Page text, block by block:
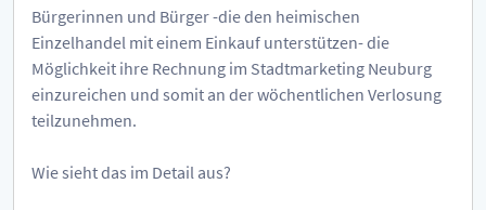
Bürgerinnen und Bürger -die den heimischen
Einzelhandel mit einem Einkauf unterstützen- die
Möglichkeit ihre Rechnung im Stadtmarketing Neuburg
einzureichen und somit an der wöchentlichen Verlosung
teilzunehmen.
Wie sieht das im Detail aus?